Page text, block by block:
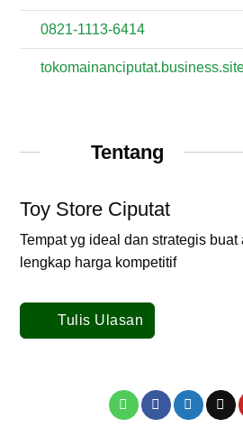
0821-1113-6414
Tentang
Toy Store Ciputat
Tempat yg ideal dan strategis
lengkap harga kompetitif
Tulis Ulasan